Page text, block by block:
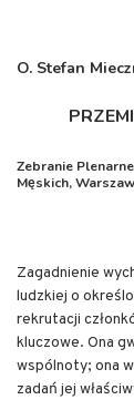
O. Stefan
Zebranie
Męskich,
Zagadnienie
ludzkiej o
rekrutacji
kluczowe. Ona
wspólnoty; ona
zadań jej